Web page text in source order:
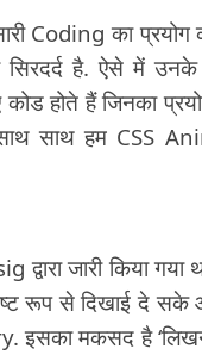
Coding का प्रयोग
है. ऐसे में
होते हैं जिनका
साथ हम CSS
जारी किया
रूप से दिखाई दे सके
मकसद है